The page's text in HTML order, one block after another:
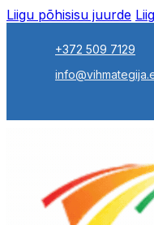
Liigu põhisisu juurde
+372 509 7129